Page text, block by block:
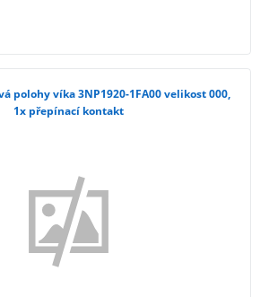
polohy víka 3NP1920-1FA00 velikost 000,
1x přepínací kontakt